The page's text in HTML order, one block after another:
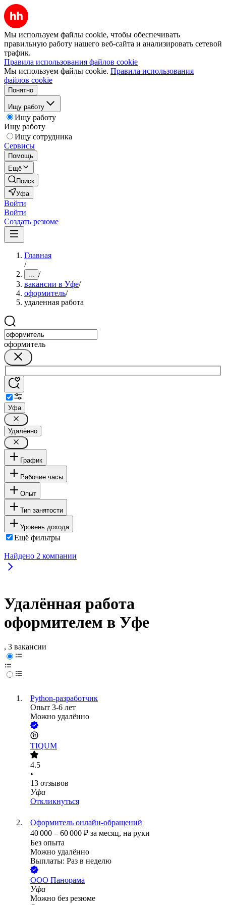
Мы используем файлы cookie, чтобы обеспечивать
правильную работу нашего веб-сайта и анализировать сетевой
трафик.
Правила использования файлов cookie
Мы используем файлы cookie. Правила использования
файлов cookie
Понятно
Ищу работу
Ищу работу
Ищу работу
Ищу сотрудника
Сервисы
Помощь
Ещё
Поиск
Уфа
Войти
Войти
Создать резюме
Главная
/
... /
вакансии в Уфе/
оформитель/
удаленная работа
оформитель
Уфа
Удалённо
График
Рабочие часы
Опыт
Тип занятости
Уровень дохода
Ещё фильтры
Найдено 2 компании
Удалённая работа
оформителем в Уфе
, 3 вакансии
Python-разработчик
Опыт 3-6 лет
Можно удалённо
TIQUM
4.5
•
13 отзывов
Уфа
Откликнуться
Оформитель онлайн-обращений
40 000 – 60 000 ₽ за месяц, на руки
Без опыта
Можно удалённо
Выплаты: Раз в неделю
ООО Панорама
Уфа
Можно без резюме